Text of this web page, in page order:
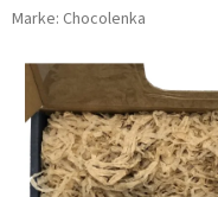
Marke: Chocolenka